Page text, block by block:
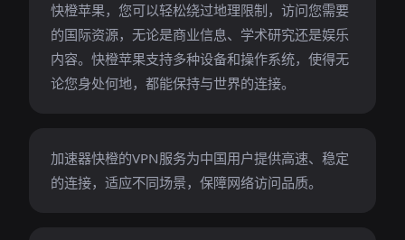
快橙苹果，您可以轻松绕过地理限制，访问您需要
的国际资源，无论是商业信息、学术研究还是娱乐
内容。快橙苹果支持多种设备和操作系统，使得无
论您身处何地，都能保持与世界的连接。
加速器快橙的VPN服务为中国用户提供高速、稳定
的连接，适应不同场景，保障网络访问品质。